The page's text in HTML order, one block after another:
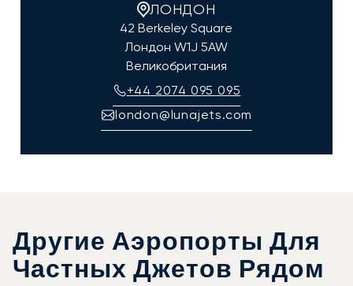
ЛОНДОН
42 Berkeley Square
Лондон W1J 5AW
Великобритания
+44 2074 095 095
london@lunajets.com
Другие Аэропорты Для
Частных Джетов Рядом